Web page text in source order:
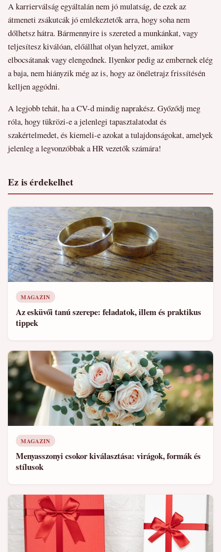
A karrierválság egyáltalán nem jó mulatság, de ezek az
átmeneti zsákutcák jó emlékeztetők arra, hogy soha nem
dőlhetsz hátra. Bármennyire is szereted a munkánkat, vagy
teljesítesz kiválóan, előállhat olyan helyzet, amikor
elbocsátanak vagy elengednek. Ilyenkor pedig az embernek elég
a baja, nem hiányzik még az is, hogy az önéletrajz frissítésén
kelljen aggódni.
A legjobb tehát, ha a CV-d mindig naprakész. Győződj meg
róla, hogy tükrözi-e a jelenlegi tapasztalatodat és
szakértelmedet, és kiemeli-e azokat a tulajdonságokat, amelyek
jelenleg a legvonzóbbak a HR vezetők számára!
Ez is érdekelhet
MAGAZIN
Az esküvői tanú szerepe: feladatok, illem és praktikus
tippek
MAGAZIN
Menyasszonyi csokor kiválasztása: virágok, formák és
stílusok